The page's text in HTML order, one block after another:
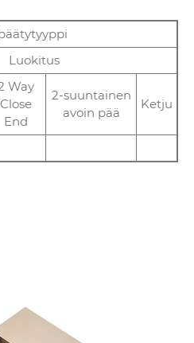
Luokitus
Way
Close
End
2-suuntainen
avoin pää
Ketju